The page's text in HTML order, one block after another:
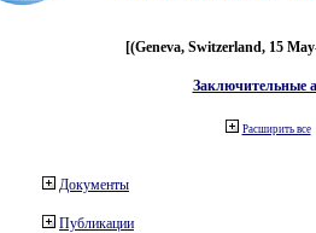
[(Geneva, Switzerland, 15
Заключительные
Расширить все
Документы
Публикации